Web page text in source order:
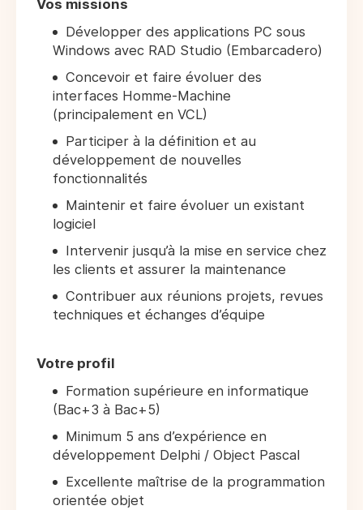
Vos missions
Développer des applications PC sous
Windows avec RAD Studio (Embarcadero)
Concevoir et faire évoluer des
interfaces Homme-Machine
(principalement en VCL)
Participer à la définition et au
développement de nouvelles
fonctionnalités
Maintenir et faire évoluer un existant
logiciel
Intervenir jusqu’à la mise en service chez
les clients et assurer la maintenance
Contribuer aux réunions projets, revues
techniques et échanges d’équipe
Votre profil
Formation supérieure en informatique
(Bac+3 à Bac+5)
Minimum 5 ans d’expérience en
développement Delphi / Object Pascal
Excellente maîtrise de la programmation
orientée objet